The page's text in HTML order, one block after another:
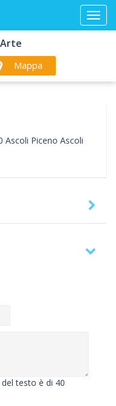
Mappa
Ascoli Piceno Ascoli
testo è di 40